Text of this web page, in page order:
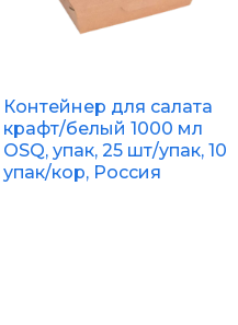
Контейнер для салата
крафт/белый 1000 мл
OSQ, упак, 25 шт/упак, 10
упак/кор, Россия